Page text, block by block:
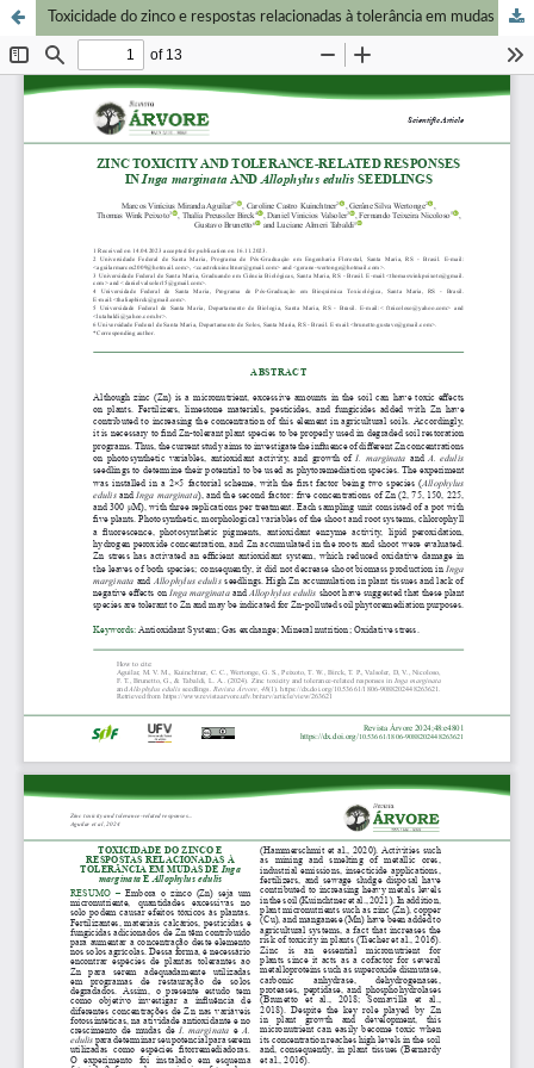
Toxicidade do zinco e respostas relacionadas à tolerância em mudas de Inga marginata e Allophylus edulis